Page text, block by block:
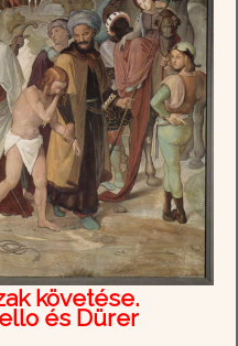
követése.
és Dürer